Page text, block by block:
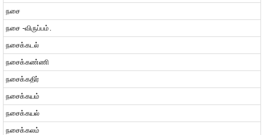
நசை
நசை -விருப்பம்.
நசைக்கடல்
நசைக்கண்ணி
நசைக்கதிர்
நசைக்கயம்
நசைக்கயல்
நசைக்கலம்